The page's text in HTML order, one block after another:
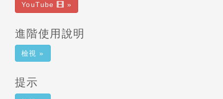
YouTube »
進階使用說明
檢視 »
提示